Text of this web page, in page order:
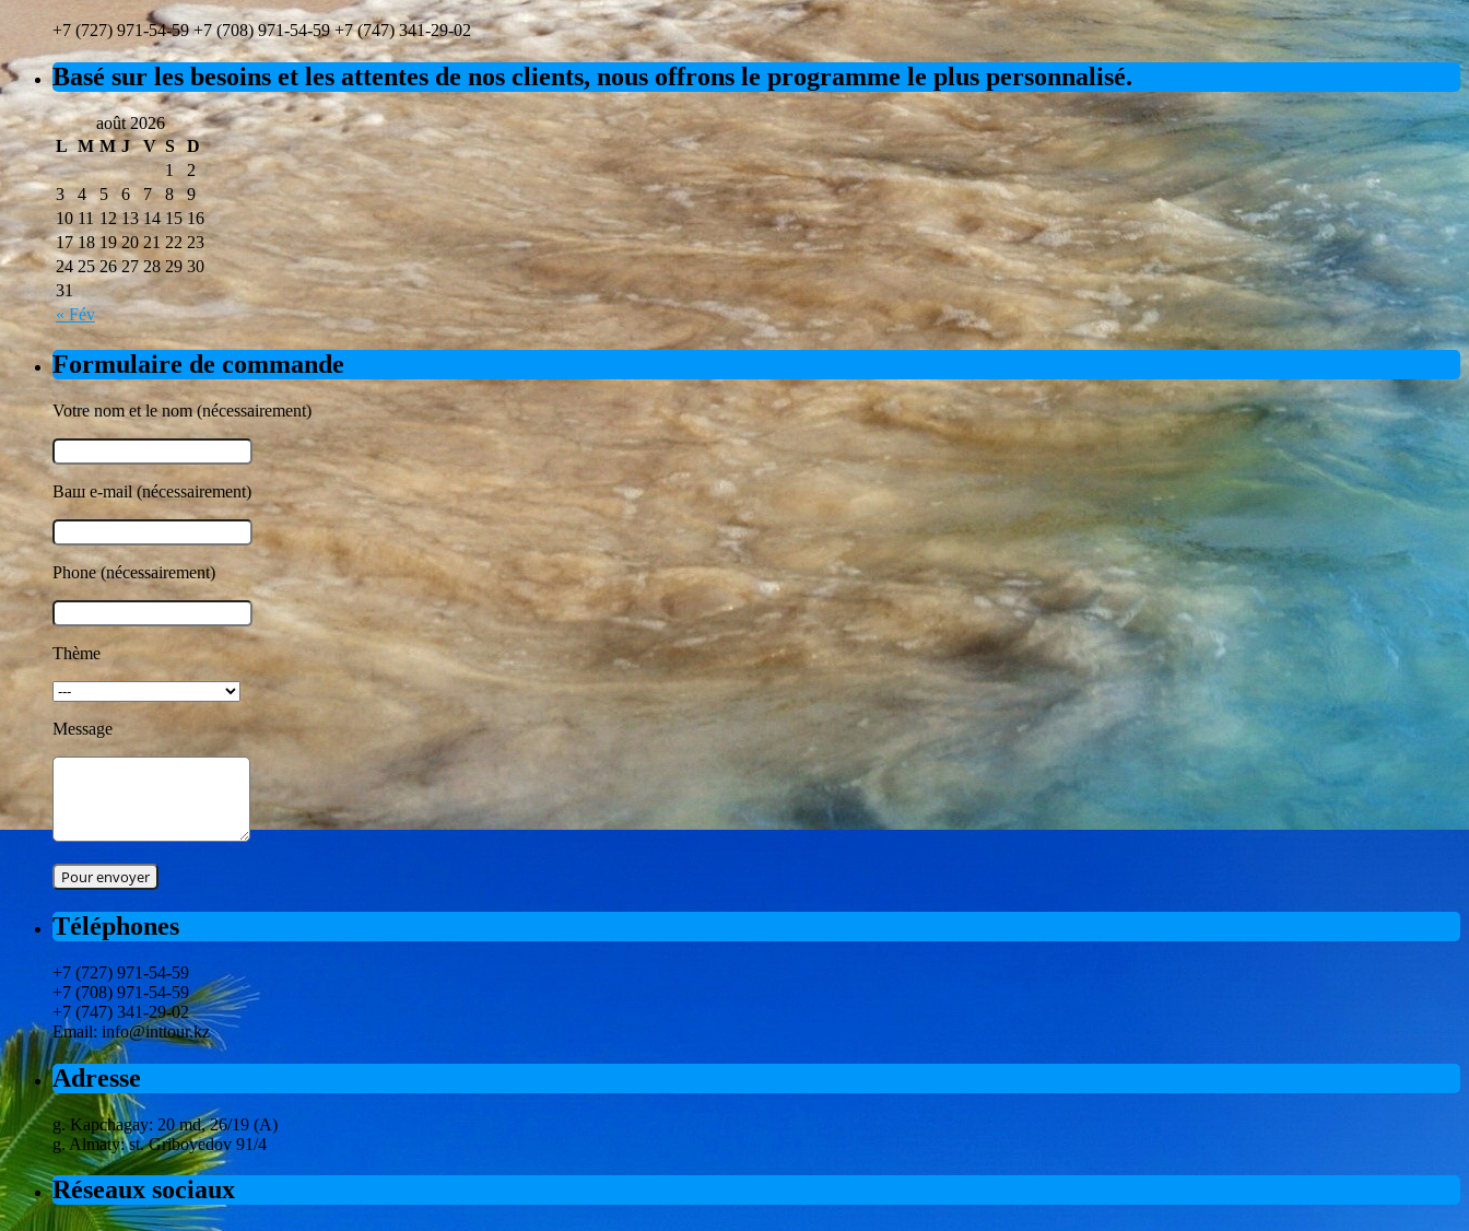
+7 (727) 971-54-59 +7 (708) 971-54-59 +7 (747) 341-29-02
Basé sur les besoins et les attentes de nos clients, nous offrons le programme le plus personnalisé.
août 2026
L M M J V S D
« Fév
1
2
3
4 5 6 7 8
9
10 11 12 13 14 15 16
17 18 19 20 21 22 23
24 25 26 27 28 29 30
31
Formulaire de commande
Votre nom et le nom (nécessairement)
Ваш e-mail (nécessairement)
Phone (nécessairement)
Thème
Message
Téléphones
+7 (727) 971-54-59
+7 (708) 971-54-59
+7 (747) 341-29-02
Email: info@inttour.kz
Adresse
g. Kapchagay: 20 md, 26/19 (A)
g. Almaty: st. Griboyedov 91/4
Réseaux sociaux